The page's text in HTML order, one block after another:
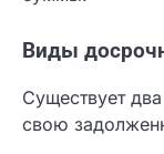
тысяч рублей в
Виды